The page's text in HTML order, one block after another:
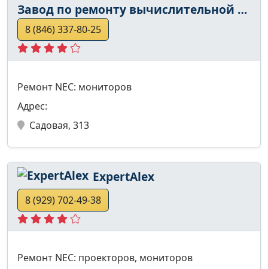
Завод по ремонту вычислительной техники
8 (846) 337-80-25
Ремонт NEC: мониторов
Адрес:
Садовая, 313
ExpertAlex
8 (929) 702-49-38
Ремонт NEC: проекторов, мониторов